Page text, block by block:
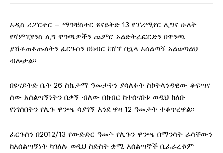
አዲስ ሪፖርተር – ማንቼስተር ዩናይትድ 13 የፕሪሚየር ሊግና ሁለት
የሻምፒየንስ ሊግ ዋንጫዎችን ጨምሮ ኦልድትራፎርድን በዋንጫ
ያሽቆጠቆጡለትን ፈርጉሰን በክብር ከሸኘ በኋላ አሰልጣኝ አልወጣልህ
ብሎታል፡፡
በዩናይትድ ቤት 26 ስኬታማ ዓመታትን ያሳለፉት ስኮትላንዳዊው ቆፍጣና
ሰው አሰልጣኝነትን በቃኝ ብለው በክብር ከተሰናበቱ ወዲህ ክለቡ
የነገሰበትን የሊጉ ዋንጫ ሳያገኝ እንደ ዋዛ 12 ዓመታት ተቆጥረዋል፡፡
ፈርጉሰን በ2012/13 የውድድር ዓመት የሊጉን ዋንጫ በማንሳት ራሳቸውን
ከአሰልጣኝነት ካገለሉ ወዲህ ስድስት ቋሚ አሰልጣኞች ቢፈራረቁም